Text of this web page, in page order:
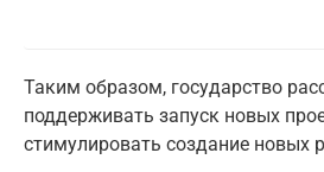
Таким образом, государство
поддерживать запуск новых
стимулировать создание новых